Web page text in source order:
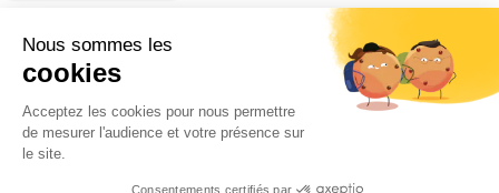
Littérature : Un Murakami
Haruki incertain
Gabriel Bernard 12/02/2025